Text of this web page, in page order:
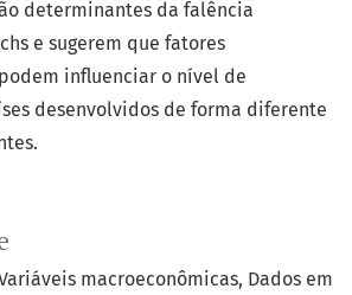
macroeconômicas Dados em
determinantes da falência
e sugerem que fatores
influenciar o nível de
desenvolvidos de forma diferente